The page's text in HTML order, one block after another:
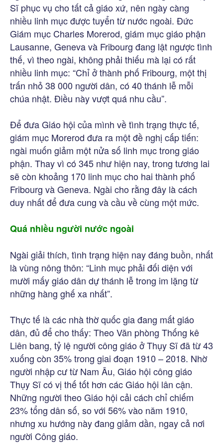
Sĩ phục vụ cho tất cả giáo xứ, nên ngày càng
nhiều linh mục được tuyển từ nước ngoài. Đức
Giám mục Charles Morerod, giám mục giáo phận
Lausanne, Geneva và Fribourg đang lật ngược tình
thế, vì theo ngài, không phải thiếu mà lại có rất
nhiều linh mục: “Chỉ ở thành phố Fribourg, một thị
trấn nhỏ 38 000 người dân, có 40 thánh lễ mỗi
chúa nhật. Điều này vượt quá nhu cầu”.
Để đưa Giáo hội của mình về tình trạng thực tế,
giám mục Morerod đưa ra một đề nghị cấp tiến:
ngài muốn giảm một nửa số linh mục trong giáo
phận. Thay vì có 345 như hiện nay, trong tương lai
sẽ còn khoảng 170 linh mục cho hai thành phố
Fribourg và Geneva. Ngài cho rằng đây là cách
duy nhất để đưa cung và cầu về cùng một mức.
Quá nhiều người nước ngoài
Ngài giải thích, tình trạng hiện nay đáng buồn, nhất
là vùng nông thôn: “Linh mục phải đối diện với
mười mấy giáo dân dự thánh lễ trong im lặng từ
những hàng ghế xa nhất”.
Thực tế là các nhà thờ quốc gia đang mất giáo
dân, đủ để cho thấy: Theo Văn phòng Thống kê
Liên bang, tỷ lệ người công giáo ở Thụy Sĩ đã từ 43
xuống còn 35% trong giai đoạn 1910 – 2018. Nhờ
người nhập cư từ Nam Âu, Giáo hội công giáo
Thụy Sĩ có vị thế tốt hơn các Giáo hội lân cận.
Những người theo Giáo hội cải cách chỉ chiếm
23% tổng dân số, so với 56% vào năm 1910,
nhưng xu hướng này đang giảm dần, ngay cả nơi
người Công giáo.